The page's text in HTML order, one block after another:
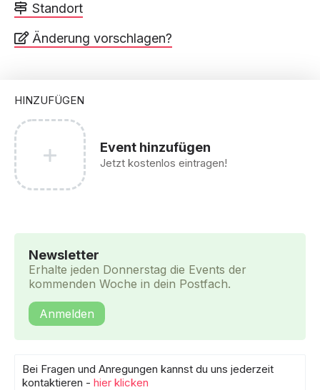
Standort
Änderung vorschlagen?
HINZUFÜGEN
Event hinzufügen
Jetzt kostenlos eintragen!
Newsletter
Erhalte jeden Donnerstag die Events der
kommenden Woche in dein Postfach.
Anmelden
Bei Fragen und Anregungen kannst du uns jederzeit
kontaktieren - hier klicken